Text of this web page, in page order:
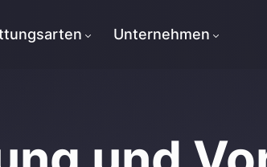
Unternehmen